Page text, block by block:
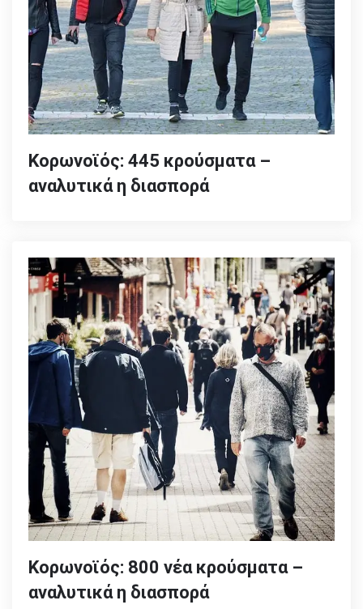
Κορωνοϊός: 445 κρούσματα –
αναλυτικά η διασπορά
Κορωνοϊός: 800 νέα κρούσματα –
αναλυτικά η διασπορά